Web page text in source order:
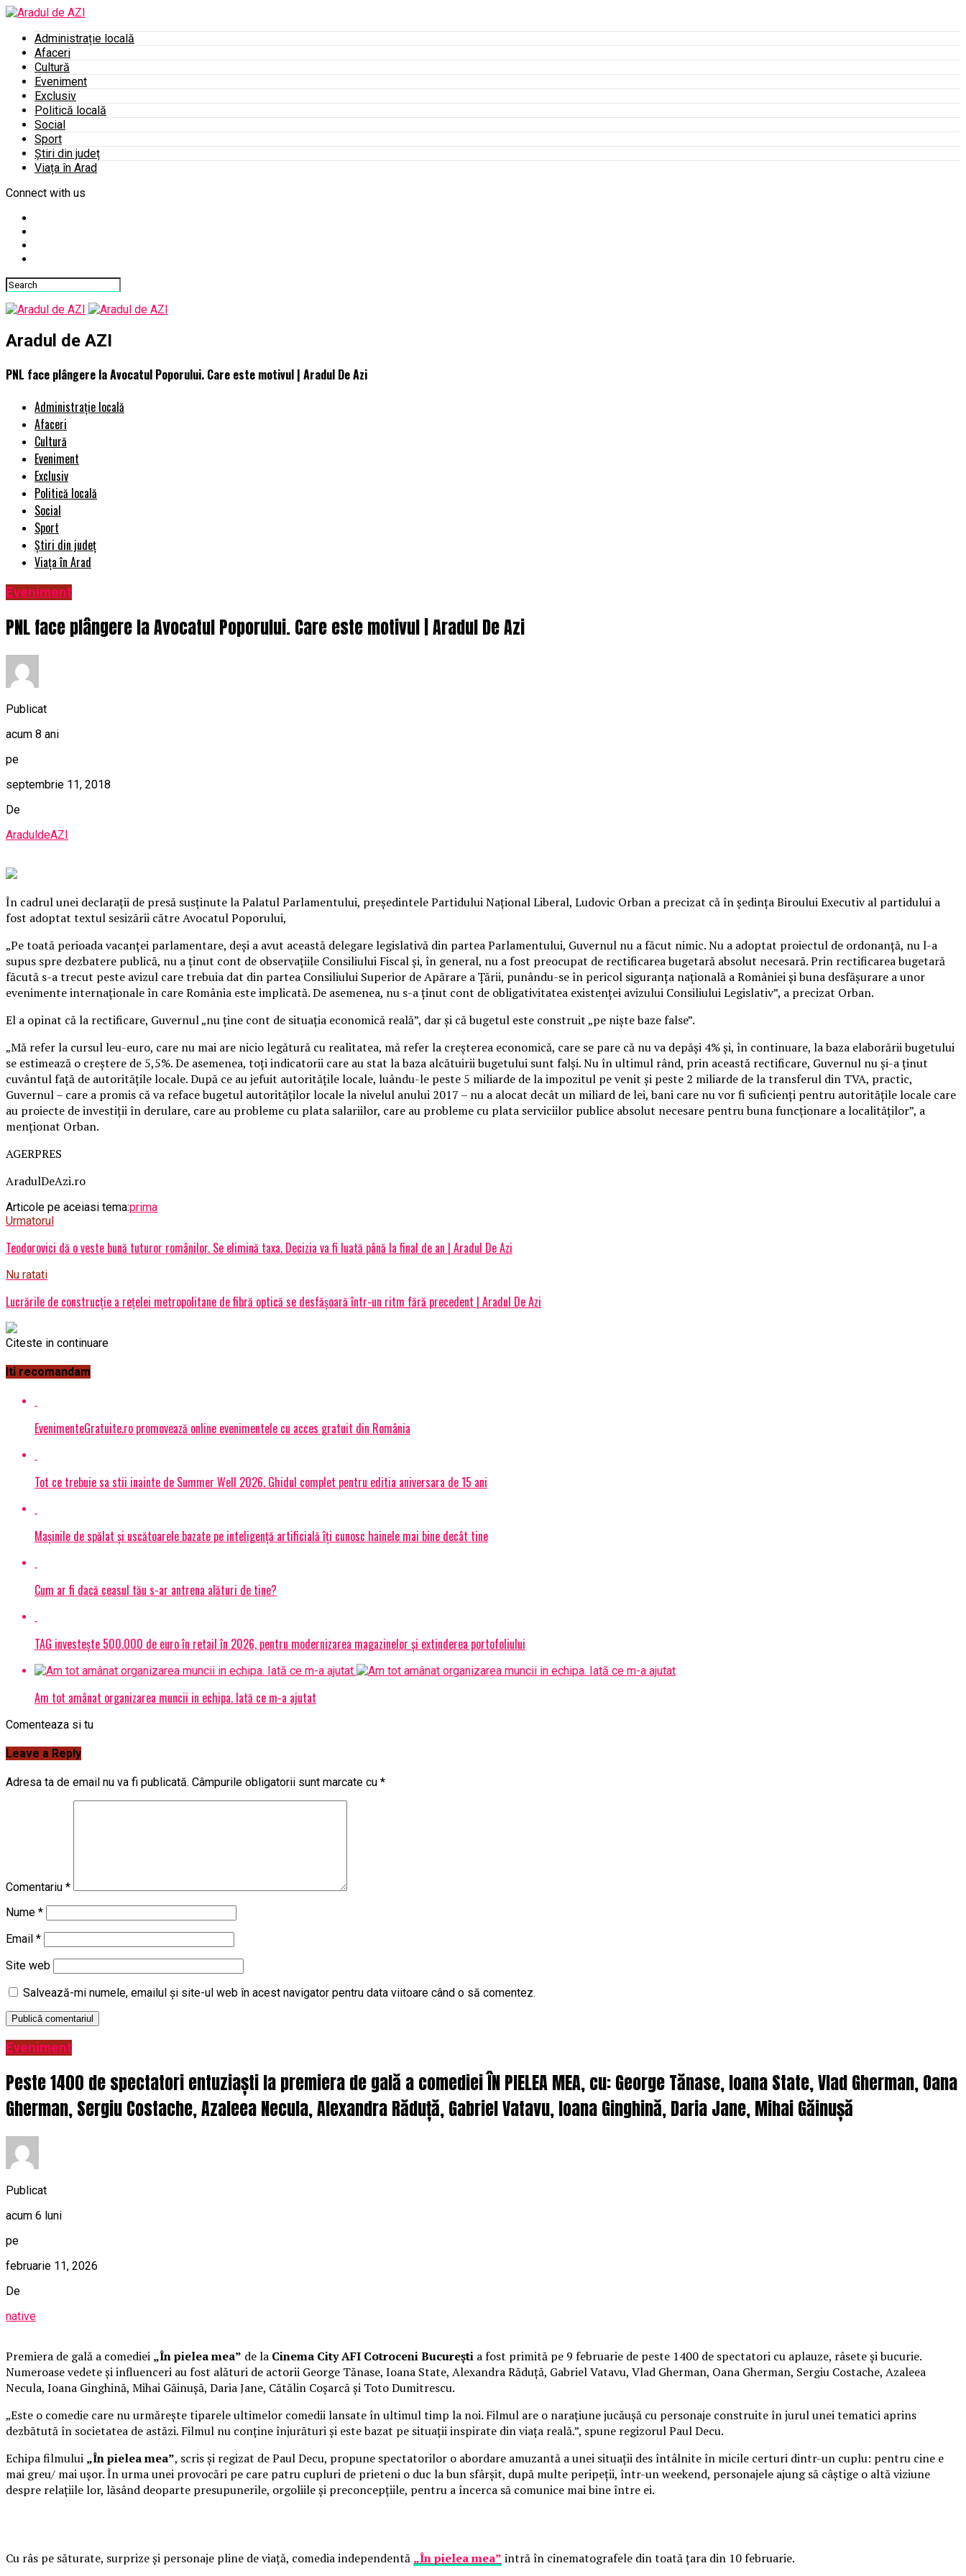
Administrație locală
Afaceri
Cultură
Eveniment
Exclusiv
Politică locală
Social
Sport
Știri din județ
Viața în Arad
Connect with us
Aradul de AZI
PNL face plângere la Avocatul Poporului. Care este motivul | Aradul De Azi
Administrație locală
Afaceri
Cultură
Eveniment
Exclusiv
Politică locală
Social
Sport
Știri din județ
Viața în Arad
Eveniment
PNL face plângere la Avocatul Poporului. Care este motivul | Aradul De Azi
Publicat
acum 8 ani
pe
septembrie 11, 2018
De
AraduldeAZI
În cadrul unei declaraţii de presă susţinute la Palatul Parlamentului, preşedintele Partidului Naţional Liberal, Ludovic Orban a precizat că în şedinţa Biroului Executiv al partidului a
fost adoptat textul sesizării către Avocatul Poporului,
„Pe toată perioada vacanţei parlamentare, deşi a avut această delegare legislativă din partea Parlamentului, Guvernul nu a făcut nimic. Nu a adoptat proiectul de ordonanţă, nu l-a
supus spre dezbatere publică, nu a ţinut cont de observaţiile Consiliului Fiscal şi, în general, nu a fost preocupat de rectificarea bugetară absolut necesară.Prin rectificarea bugetară
făcută s-a trecut peste avizul care trebuia dat din partea Consiliului Superior de Apărare a Ţării, punându-se în pericol siguranţa naţională a României şi buna desfăşurare a unor
evenimente internaţionale în care România este implicată. De asemenea, nu s-a ţinut cont de obligativitatea existenţei avizului Consiliului Legislativ”, a precizat Orban.
El a opinat că la rectificare, Guvernul „nu ţine cont de situaţia economică reală”, dar şi că bugetul este construit „pe nişte baze false”.
„Mă refer la cursul leu-euro, care nu mai are nicio legătură cu realitatea, mă refer la creşterea economică, care se pare că nu va depăşi 4% şi, în continuare, la baza elaborării bugetului
se estimează o creştere de 5,5%. De asemenea, toţi indicatorii care au stat la baza alcătuirii bugetului sunt falşi. Nu în ultimul rând, prin această rectificare, Guvernul nu şi-a ţinut
cuvântul faţă de autorităţile locale. După ce au jefuit autorităţile locale, luându-le peste 5 miliarde de la impozitul pe venit şi peste 2 miliarde de la transferul din TVA, practic,
Guvernul – care a promis că va reface bugetul autorităţilor locale la nivelul anului 2017 – nu a alocat decât un miliard de lei, bani care nu vor fi suficienţi pentru autorităţile locale care
au proiecte de investiţii în derulare, care au probleme cu plata salariilor, care au probleme cu plata serviciilor publice absolut necesare pentru buna funcţionare a localităţilor”, a
menţionat Orban.
AGERPRES
AradulDeAzi.ro
Articole pe aceiasi tema:prima
Urmatorul
Teodorovici dă o veste bună tuturor românilor. Se elimină taxa. Decizia va fi luată până la final de an | Aradul De Azi
Nu ratati
Lucrările de construcție a rețelei metropolitane de fibră optică se desfăşoară într-un ritm fără precedent | Aradul De Azi
Citeste in continuare
Iti recomandam
EvenimenteGratuite.ro promovează online evenimentele cu acces gratuit din România
Tot ce trebuie sa stii inainte de Summer Well 2026. Ghidul complet pentru editia aniversara de 15 ani
Mașinile de spălat și uscătoarele bazate pe inteligență artificială îți cunosc hainele mai bine decât tine
Cum ar fi dacă ceasul tău s-ar antrena alături de tine?
TAG investește 500.000 de euro în retail în 2026, pentru modernizarea magazinelor și extinderea portofoliului
Am tot amânat organizarea muncii in echipa. Iată ce m-a ajutat
Comenteaza si tu
Leave a Reply
Adresa ta de email nu va fi publicată. Câmpurile obligatorii sunt marcate cu *
Comentariu *
Nume *
Email *
Site web
Salvează-mi numele, emailul și site-ul web în acest navigator pentru data viitoare când o să comentez.
Eveniment
Peste 1400 de spectatori entuziaști la premiera de gală a comediei ÎN PIELEA MEA, cu: George Tănase, Ioana State, Vlad Gherman, Oana
Gherman, Sergiu Costache, Azaleea Necula, Alexandra Răduță, Gabriel Vatavu, Ioana Ginghină, Daria Jane, Mihai Găinușă
Publicat
acum 6 luni
pe
februarie 11, 2026
De
native
Premiera de gală a comediei „În pielea mea” de la Cinema City AFI Cotroceni București a fost primită pe 9 februarie de peste 1400 de spectatori cu aplauze, râsete și bucurie.
Numeroase vedete și influenceri au fost alături de actorii George Tănase, Ioana State, Alexandra Răduță, Gabriel Vatavu, Vlad Gherman, Oana Gherman, Sergiu Costache, Azaleea
Necula, Ioana Ginghină, Mihai Găinușă, Daria Jane, Cătălin Coșarcă și Toto Dumitrescu.
„Este o comedie care nu urmărește tiparele ultimelor comedii lansate în ultimul timp la noi. Filmul are o narațiune jucăușă cu personaje construite în jurul unei tematici aprins
dezbătută în societatea de astăzi. Filmul nu conține înjurături și este bazat pe situații inspirate din viața reală.”, spune regizorul Paul Decu.
Echipa filmului „În pielea mea”, scris și regizat de Paul Decu, propune spectatorilor o abordare amuzantă a unei situații des întâlnite în micile certuri dintr-un cuplu: pentru cine e
mai greu/ mai ușor. În urma unei provocări pe care patru cupluri de prieteni o duc la bun sfârșit, după multe peripeții, într-un weekend, personajele ajung să câștige o altă viziune
despre relațiile lor, lăsând deoparte presupunerile, orgoliile și preconcepțiile, pentru a încerca să comunice mai bine între ei.
Cu râs pe săturate, surprize și personaje pline de viață, comedia independentă „În pielea mea” intră în cinematografele din toată țara din 10 februarie.